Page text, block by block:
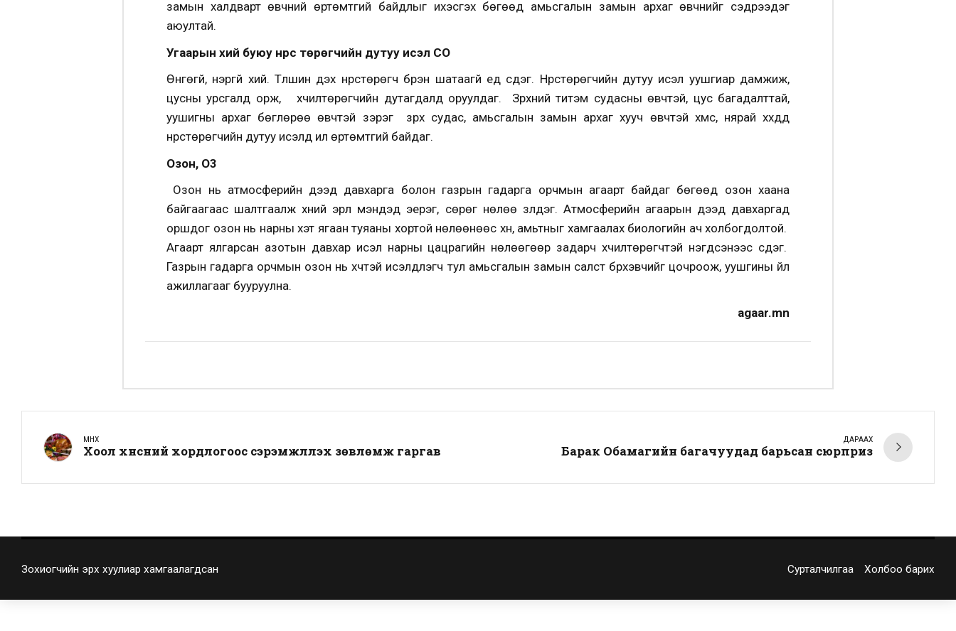
замын халдварт өвчний өртөмтгий байдлыг ихэсгэх бөгөөд амьсгалын замын архаг өвчнийг сэдрээдэг
аюултай.
Угаарын хий буюу нүүрс төрөгчийн дутуу исэл СО
Өнгөгүй, үнэргүй хий. Түлшин дэх нүүрстөрөгч бүрэн шатаагүй үед үүсдэг. Нүүрстөрөгчийн дутуу исэл уушгиар дамжиж,
цусны урсгалд орж, хүчилтөрөгчийн дутагдалд оруулдаг. Зүрхний титэм судасны өвчтэй, цус багадалттай,
уушигны архаг бөглөрөө өвчтэй зэрэг зүрх судас, амьсгалын замын архаг хууч өвчтэй хүмүүс, нярай хүүхдүүд
нүүрстөрөгчийн дутуу исэлд илүү өртөмтгий байдаг.
Озон, O3
Озон нь атмосферийн дээд давхарга болон газрын гадарга орчмын агаарт байдаг бөгөөд озон хаана
байгаагаас шалтгаалж хүний эрүүл мэндэд эерэг, сөрөг нөлөө үзүүлдэг. Атмосферийн агаарын дээд давхаргад
оршдог озон нь нарны хэт ягаан туяаны хортой нөлөөнөөс хүн, амьтныг хамгаалах биологийн ач холбогдолтой.
Агаарт ялгарсан азотын давхар исэл нарны цацрагийн нөлөөгөөр задарч хүчилтөрөгчтэй нэгдсэнээс үүсдэг.
Газрын гадарга орчмын озон нь хүчтэй исэлдүүлэгч тул амьсгалын замын салст бүрхэвчийг цочроож, уушгины үйл
ажиллагааг бууруулна.
agaar.mn
ӨМНӨХ
Хоол хүнсний хордлогоос сэрэмжлүүлэх зөвлөмж гаргав
ДАРААХ
Барак Обамагийн багачуудад барьсан сюрприз
Зохиогчийн эрх хуулиар хамгаалагдсан Сурталчилгаа Холбоо барих